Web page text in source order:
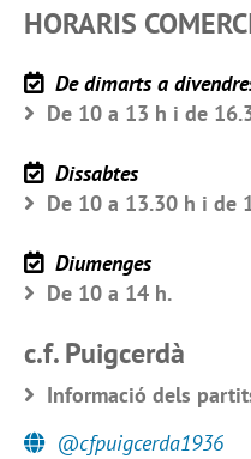
HORARIS
De dimarts a
De 10 a 13 h i de
Dissabtes
De 10 a 13.30 h i de
Diumenges
De 10 a 14 h.
c.f. Puigcerdà
Informació dels
@cfpuigcerda1936